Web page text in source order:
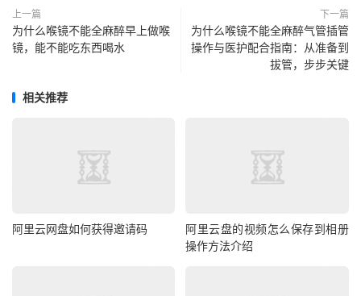
上一篇
为什么喉镜不能全麻醉早上做喉
镜，能不能吃东西喝水
下一篇
为什么喉镜不能全麻醉气管插管
操作与医护配合指南：从准备到
拔管，步步关键
相关推荐
阿里云网盘如何获得邀请码
阿里云盘的视频怎么保存到相册
操作方法介绍